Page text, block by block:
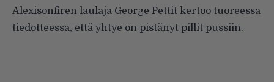
Alexisonfiren laulaja George Pettit kertoo tuoreessa
tiedotteessa, että yhtye on pistänyt pillit pussiin.